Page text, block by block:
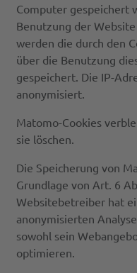
Computer gespeichert
Benutzung der
werden die durch den
über die Benutzung
gespeichert. Die IP-
anonymisiert.
Matomo-Cookies
sie löschen.
Die Speicherung von
Grundlage von Art. 6
Websitebetreiber hat
anonymisierten
sowohl sein
optimieren.